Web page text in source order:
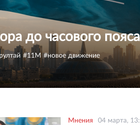
до часового
11М
новое движение
Мнения 04 марта,